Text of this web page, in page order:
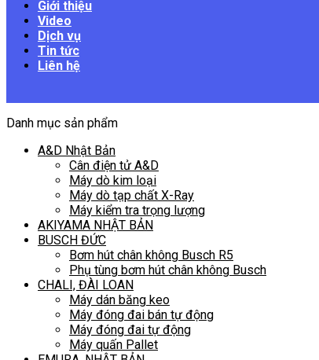
Giới thiệu
Video
Dịch vụ
Tin tức
Liên hệ
Danh mục sản phẩm
A&D Nhật Bản
Cân điện tử A&D
Máy dò kim loại
Máy dò tạp chất X-Ray
Máy kiểm tra trọng lượng
AKIYAMA NHẬT BẢN
BUSCH ĐỨC
Bơm hút chân không Busch R5
Phụ tùng bơm hút chân không Busch
CHALI, ĐÀI LOAN
Máy dán băng keo
Máy đóng đai bán tự động
Máy đóng đai tự động
Máy quấn Pallet